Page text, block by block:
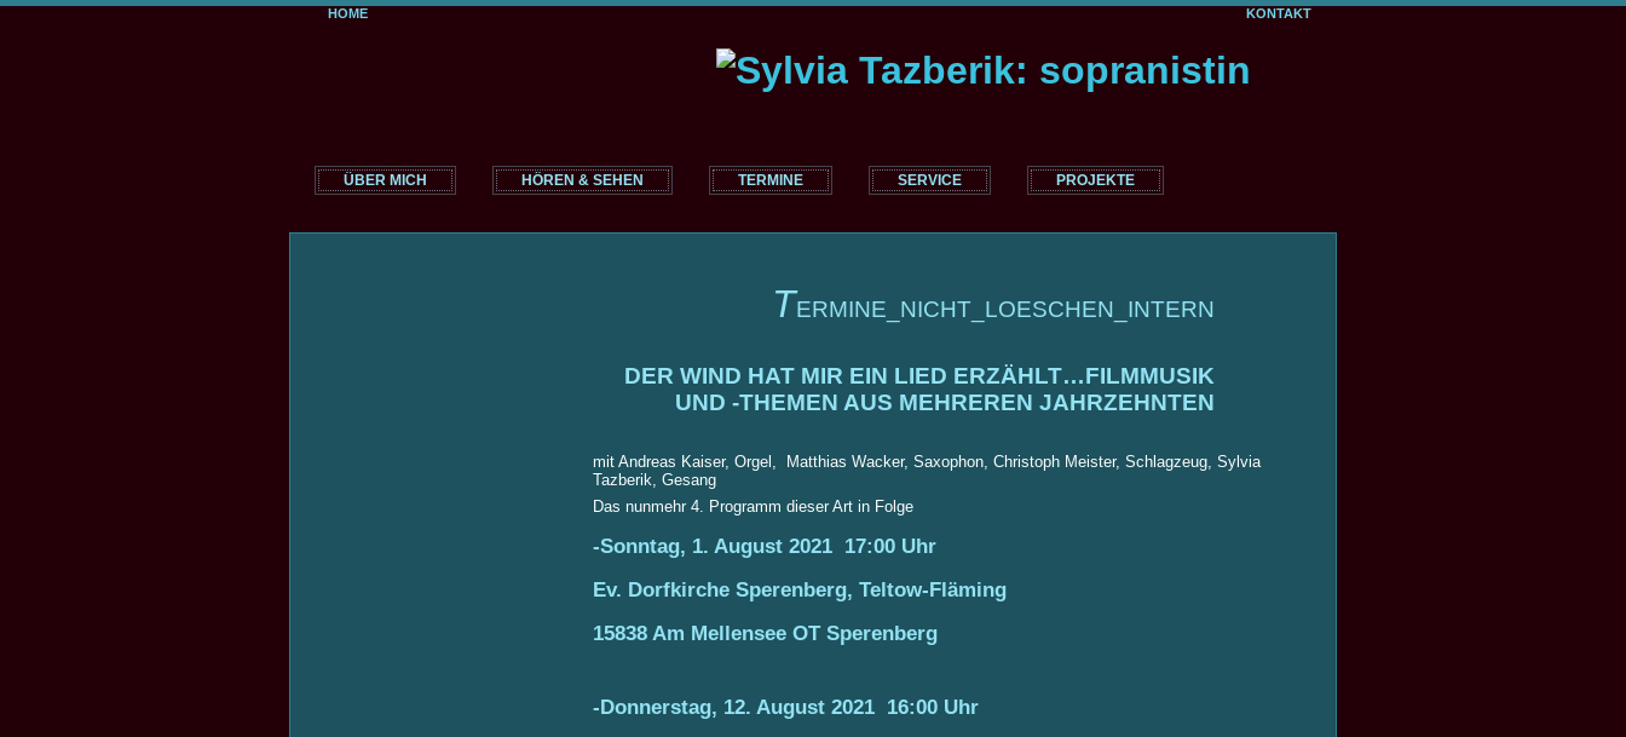
ÜBER MICH HÖREN & SEHEN TERMINE SERVICE PROJEKTE
HOME KONTAKT
TERMINE_NICHT_LOESCHEN_INTERN
DER WIND HAT MIR EIN LIED ERZÄHLT…FILMMUSIK
UND -THEMEN AUS MEHREREN JAHRZEHNTEN
mit Andreas Kaiser, Orgel, Matthias Wacker, Saxophon, Christoph Meister, Schlagzeug, Sylvia
Tazberik, Gesang
Das nunmehr 4. Programm dieser Art in Folge
-Sonntag, 1. August 2021 17:00 Uhr
Ev. Dorfkirche Sperenberg, Teltow-Fläming
15838 Am Mellensee OT Sperenberg
-Donnerstag, 12. August 2021 16:00 Uhr